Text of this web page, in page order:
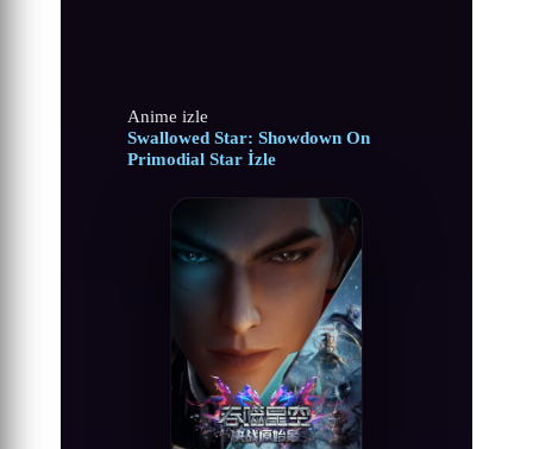
Anime izle
Swallowed Star: Showdown On
Primodial Star İzle